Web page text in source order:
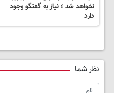
نخواهد شد ؛ نیاز به گفتگو وجود
دارد
نظر شما